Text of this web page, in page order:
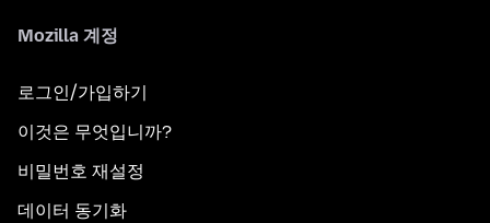
Mozilla 계정
로그인/가입하기
이것은 무엇입니까?
비밀번호 재설정
데이터 동기화